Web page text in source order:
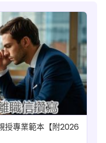
授專業範本【附2026